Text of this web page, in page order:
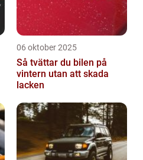
06 oktober 2025
Så tvättar du bilen på
vintern utan att skada
lacken